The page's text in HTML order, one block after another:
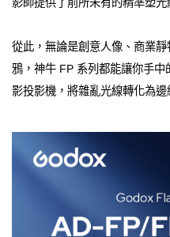
從此，無論是創意人像、商業
鴉，神牛 FP 系列都能讓你手
影投影機，將雜亂光線轉化為